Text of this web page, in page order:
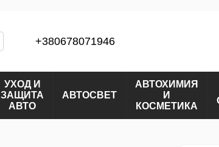
+380678071946
УХОД И
ЗАЩИТА
АВТО
АВТОСВЕТ
АВТОХИМИЯ
И
КОСМЕТИКА